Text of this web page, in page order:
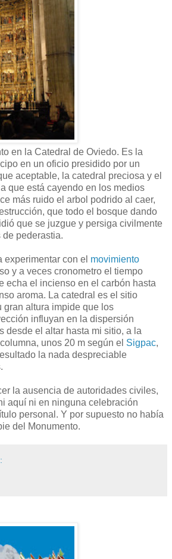
en la Catedral de Oviedo. Es la
en un oficio presidido por un
aceptable, la catedral preciosa y el
que está cayendo en los medios
más ruido el arbol podrido al caer,
que todo el bosque dando
que se juzgue y persiga civilmente
pederastia.
experimentar con el movimiento
y a veces cronometro el tiempo
echa el incienso en el carbón hasta
aroma. La catedral es el sitio
gran altura impide que los
influyan en la dispersión
desde el altar hasta mi sitio, a la
unos 20 m según el Sigpac,
la nada despreciable
la ausencia de autoridades civiles,
aquí ni en ninguna celebración
personal. Y por supuesto no había
del Monumento.